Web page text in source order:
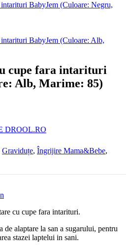
BabyJem (Culoare: Negru,
BabyJem (Culoare: Alb,
cupe fara intarituri
Alb, Marime: 85)
DROOL.RO
Graviduțe, Îngrijire Mama&Bebe,
cu cupe fara intarituri.
alaptare la san a sugarului, pentru
stazei laptelui in sani.